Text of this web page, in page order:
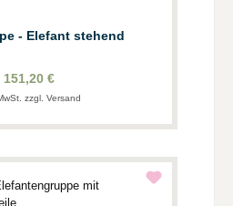
- Elefant stehend
151,20 €
zzgl. Versand